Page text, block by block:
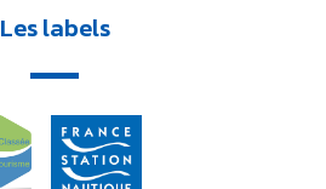
Les labels